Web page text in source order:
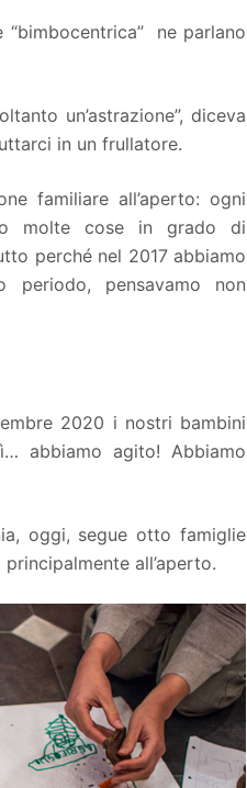
ne parlano
un’astrazione”, diceva
in un frullatore.
familiare all’aperto: ogni
molte cose in grado di
perché nel 2017 abbiamo
pensavamo non
2020 i nostri bambini
abbiamo agito! Abbiamo
oggi, segue otto famiglie
all’aperto.